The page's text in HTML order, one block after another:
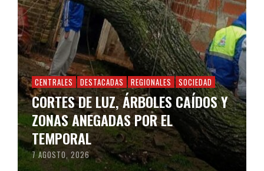
CENTRALES DESTACADAS REGIONALES SOCIEDAD
CORTES DE LUZ, ÁRBOLES CAÍDOS Y
ZONAS ANEGADAS POR EL
TEMPORAL
7 AGOSTO, 2026